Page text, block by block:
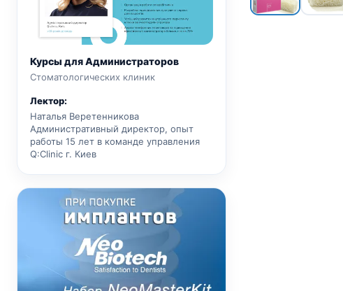
Курсы для Администраторов
Стоматологических клиник
Лектор:
Наталья Веретенникова
Административный директор, опыт
работы 15 лет в команде управления
Q:Clinic г. Киев